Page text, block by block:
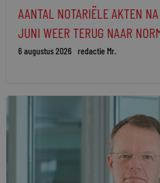
AANTAL NOTARIËLE AKTEN
JUNI WEER TERUG NAAR
6 augustus 2026 redactie Mr.